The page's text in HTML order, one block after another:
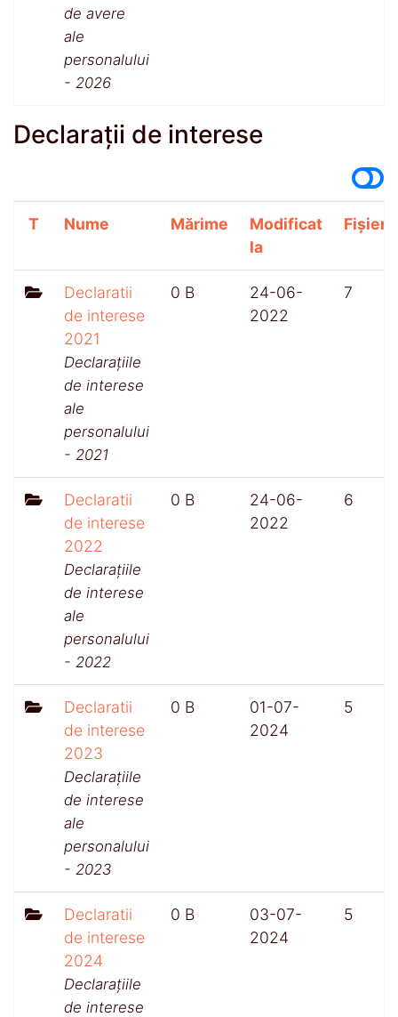
de avere
ale
personalului
- 2026
Declarații de interese
T Nume Mărime
Modificat
la
Fișiere
Declaratii
de interese
2021
Declarațiile
de interese
ale
personalului
- 2021
0 B
24-06-
2022
7
Declaratii
de interese
2022
Declarațiile
de interese
ale
personalului
- 2022
0 B
24-06-
2022
6
Declaratii
de interese
2023
Declarațiile
de interese
ale
personalului
- 2023
0 B
01-07-
2024
5
Declaratii
de interese
2024
Declarațiile
de interese
0 B
03-07-
2024
5